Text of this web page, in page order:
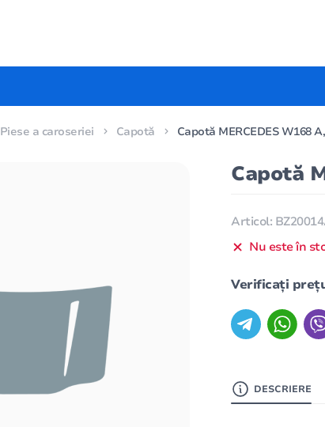
Piese a caroseriei Capotă Capotă MERCEDES W168
Capotă
Articol:
Nu este în
Verificați
DESCRIERE